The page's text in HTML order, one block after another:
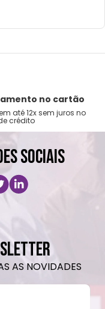
e sabão
freezer.
micro-
e abrasivos.
no cartão
até 12x sem juros no
crédito
SOCIAIS
AS NOVIDADES